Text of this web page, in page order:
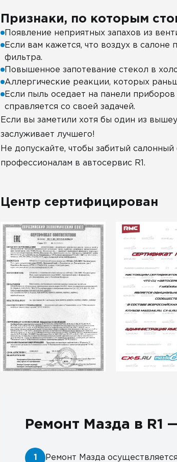
Признаки, по которым
Появление неприятных запахов из
Если вам кажется, что воздух в
фильтра.
Повышенное запотевание стекол в
Аллергические реакции, которых
Если пыль оседает на панели
справляется со своей задачей.
Если вы заметили хотя бы один из
заслуживает лучшего!
Не допускайте, чтобы забитый
профессионалам в автосервис R1.
Центр сертифицирован
Ремонт Мазда в R1
1
Ремонт Мазда